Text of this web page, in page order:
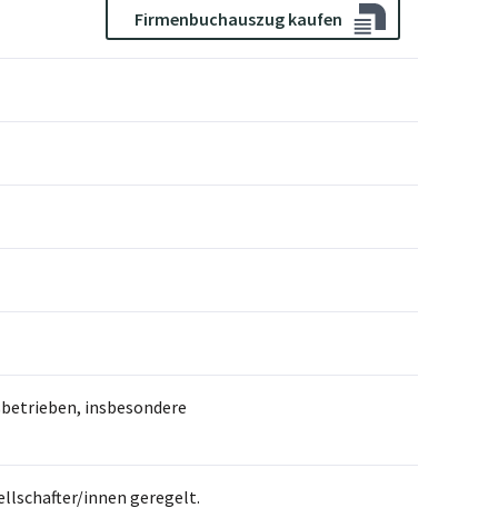
Firmenbuchauszug kaufen
insbesondere
innen geregelt.